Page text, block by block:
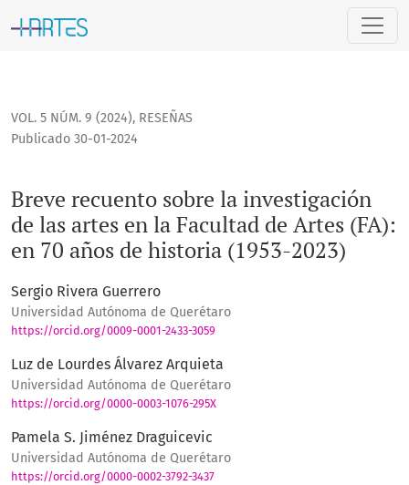
Breve recuento sobre la investigación de las artes en la
VOL. 5 NÚM. 9 (2024), RESEÑAS
Breve recuento sobre la investigación
de las artes en la Facultad de Artes (FA):
en 70 años de historia (1953-2023)
Publicado 30-01-2024
Sergio Rivera Guerrero
Universidad Autónoma de Querétaro
https://orcid.org/0009-0001-2433-3059
Luz de Lourdes Álvarez Arquieta
Universidad Autónoma de Querétaro
https://orcid.org/0000-0003-1076-295X
Pamela S. Jiménez Draguicevic
Universidad Autónoma de Querétaro
https://orcid.org/0000-0002-3792-3437